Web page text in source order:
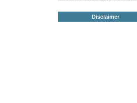
Disclaimer